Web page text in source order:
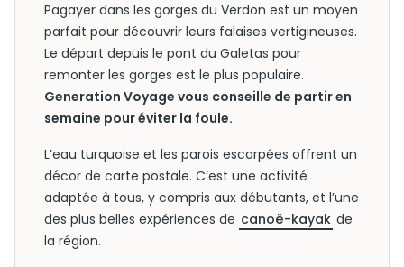
Pagayer dans les gorges du Verdon est un moyen
parfait pour découvrir leurs falaises vertigineuses.
Le départ depuis le pont du Galetas pour
remonter les gorges est le plus populaire.
Generation Voyage vous conseille de partir en
semaine pour éviter la foule.
L’eau turquoise et les parois escarpées offrent un
décor de carte postale. C’est une activité
adaptée à tous, y compris aux débutants, et l’une
des plus belles expériences de canoë-kayak de
la région.